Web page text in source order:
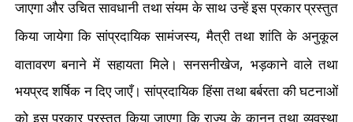
जाएगा और उचित सावधानी तथा संयम के साथ उन्हें इस प्रकार प्रस्तुत
किया जायेगा कि सांप्रदायिक सामंजस्य,मैत्री तथा शांति के अनुकूल
वातावरण बनाने में सहायता मिले। सनसनीखेज, भड़काने वाले तथा
भयप्रद शर्षिक न दिए जाएँ। सांप्रदायिक हिंसा तथा बर्बरता की घटनाओं
को इस प्रकार प्रस्तुत किया जाएगा कि राज्य के कानून तथा व्यवस्था